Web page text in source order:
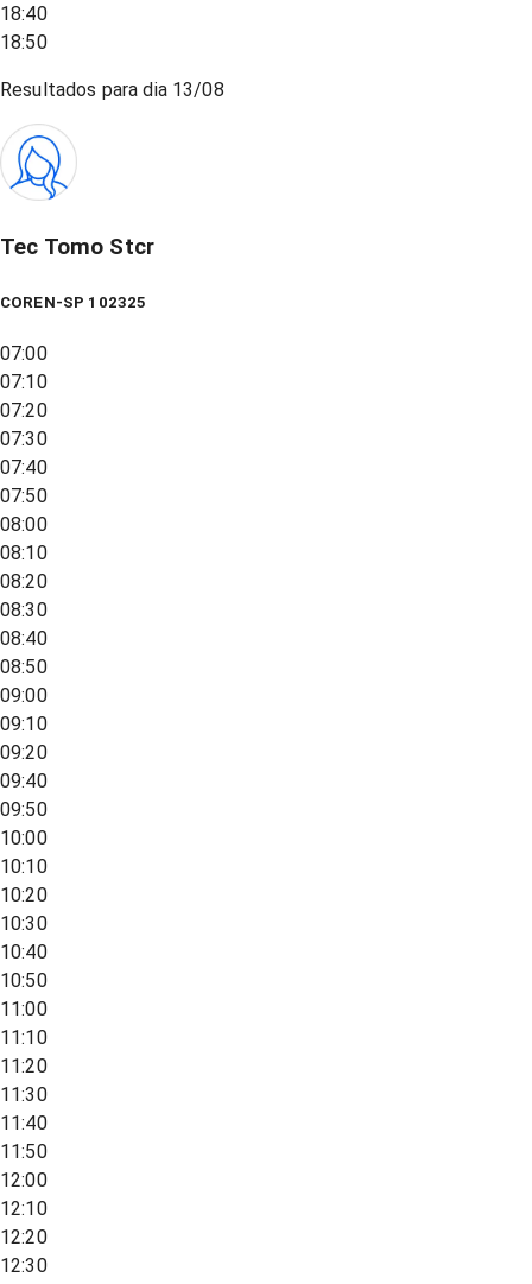
18:40
18:50
Resultados para dia 13/08
Tec Tomo Stcr
COREN-SP 102325
07:00
07:10
07:20
07:30
07:40
07:50
08:00
08:10
08:20
08:30
08:40
08:50
09:00
09:10
09:20
09:40
09:50
10:00
10:10
10:20
10:30
10:40
10:50
11:00
11:10
11:20
11:30
11:40
11:50
12:00
12:10
12:20
12:30